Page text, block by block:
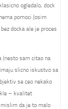
ogledalo, dock
pomoci (osim
docka ale je proces
(nesto sam citao na
slicno iskustvo sa
se ceo nekako
– kvalitet
da je to malo